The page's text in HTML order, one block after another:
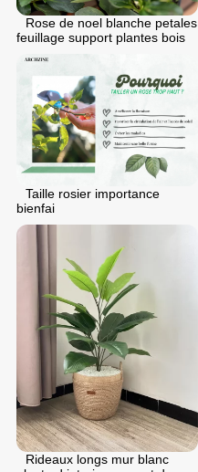
Rose de noel blanche petales
feuillage support plantes bois
Taille rosier importance
bienfai
Rideaux longs mur blanc